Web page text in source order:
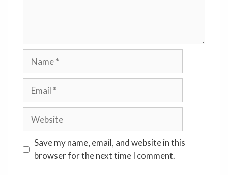
Save my name, email, and website in this
browser for the next time I comment.